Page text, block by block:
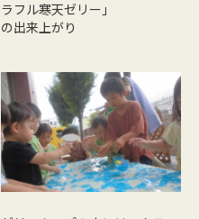
ラフル寒天ゼリー」
の出来上がり